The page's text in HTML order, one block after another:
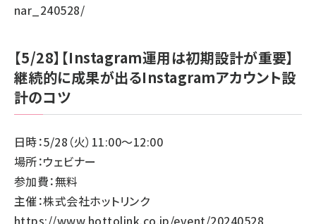
nar_240528/
【5/28】【Instagram運用は初期設計が重要】
継続的に成果が出るInstagramアカウント設
計のコツ
日時：5/28（火）11:00～12:00
場所：ウェビナー
参加費：無料
主催：株式会社ホットリンク
https://www.hottolink.co.jp/event/20240528